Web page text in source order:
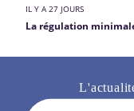
IL Y A 27 JOURS
La régulation